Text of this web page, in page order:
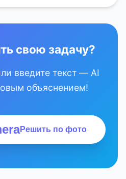
свою задачу?
введите текст — AI
объяснением!
Решить по фото